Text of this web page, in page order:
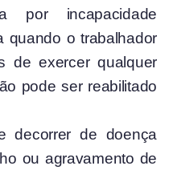
por incapacidade
quando o trabalhador
de exercer qualquer
pode ser reabilitado
decorrer de doença
ou agravamento de